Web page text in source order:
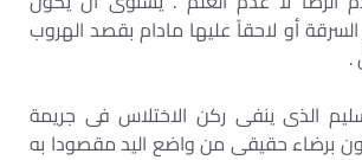
السرقة أو لاحقاً عليها مادام بقصد الهروب
.
الذى ينفى ركن الاختلاس فى جريمة
برضاء حقيقى من واضع اليد مقصودا به